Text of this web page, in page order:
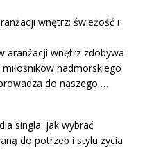
wnętrz: świeżość i
aranżacji wnętrz zdobywa
nadmorskiego
do naszego …
singla: jak wybrać
do potrzeb i stylu życia